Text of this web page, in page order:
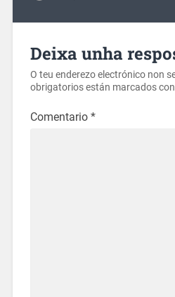
Deixa unha
O teu enderezo electrónico non
obrigatorios están marcados con
Comentario *